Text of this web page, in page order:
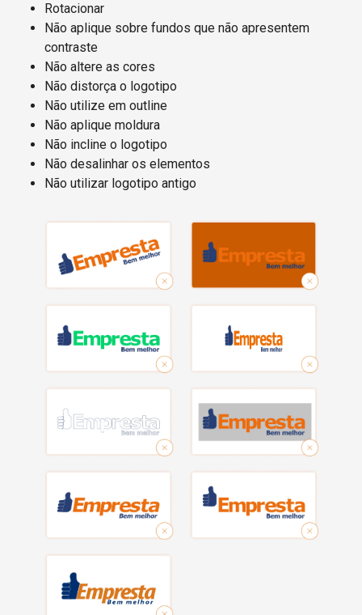
Rotacionar
Não aplique sobre fundos que não apresentem
contraste
Não altere as cores
Não distorça o logotipo
Não utilize em outline
Não aplique moldura
Não incline o logotipo
Não desalinhar os elementos
Não utilizar logotipo antigo